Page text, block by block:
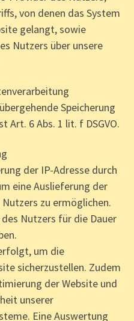
von denen das System
gelangt, sowie
Nutzers über unsere
Speicherung
Art. 6 Abs. 1 lit. f DSGVO.
der IP-Adresse durch
eine Auslieferung der
zu ermöglichen.
Nutzers für die Dauer
um die
sicherzustellen. Zudem
der Website und
unserer
Eine Auswertung